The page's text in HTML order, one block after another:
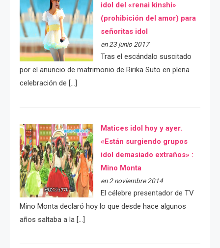
idol del «renai kinshi»
(prohibición del amor) para
señoritas idol
en 23 junio 2017
Tras el escándalo suscitado
por el anuncio de matrimonio de Ririka Suto en plena
celebración de […]
Matices idol hoy y ayer.
«Están surgiendo grupos
idol demasiado extraños» :
Mino Monta
en 2 noviembre 2014
El célebre presentador de TV
Mino Monta declaró hoy lo que desde hace algunos
años saltaba a la […]